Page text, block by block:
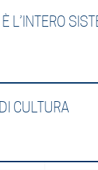
L’INTERO
CULTURA